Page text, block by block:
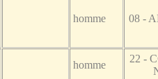
homme 08 -
homme
22 -